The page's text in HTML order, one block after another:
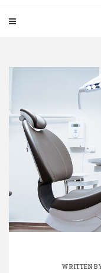
WRITTEN